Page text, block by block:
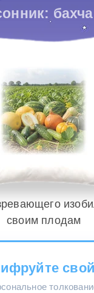
бахча
своим плодам